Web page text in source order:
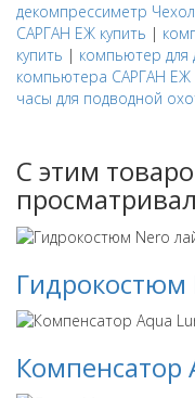
декомпрессиметр
САРГАН ЕЖ купить |
купить | компьютер для
компьютера САРГАН ЕЖ
часы для подводной
С этим
Гидрокостюм
Компенсатор